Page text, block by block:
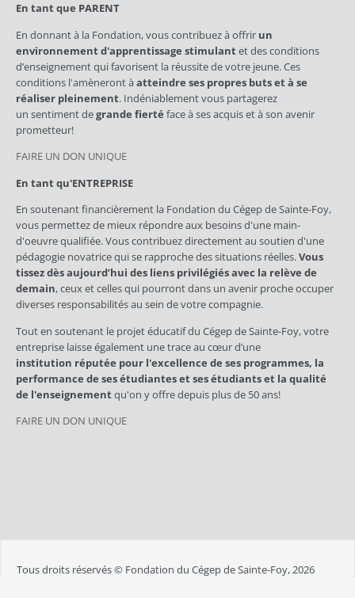
En tant que PARENT
En donnant à la Fondation, vous contribuez à offrir un
environnement d'apprentissage stimulantet des conditions
d’enseignement qui favorisent la réussite de votre jeune. Ces
conditions l'amèneront àatteindre ses propres buts et à se
réaliser pleinement. Indéniablement vous partagerez
un sentiment degrande fierté face à ses acquis et à son avenir
prometteur!
FAIRE UN DON UNIQUE
En tant qu'ENTREPRISE
En soutenant financièrement la Fondation du Cégep de Sainte-Foy,
vous permettez de mieux répondre aux besoins d'une main-
d'oeuvre qualifiée. Vous contribuez directement au soutien d'une
pédagogie novatrice qui se rapproche des situations réelles.Vous
tissez dès aujourd’hui des liens privilégiés avec la relève de
demain, ceux et celles qui pourront dans un avenir proche occuper
diverses responsabilités au sein de votre compagnie.
Tout en soutenant le projet éducatif du Cégep de Sainte-Foy, votre
entreprise laisse également une trace au cœur d’une
institution réputée pour l'excellence de ses programmes, la
performance de ses étudiantes et ses étudiants et la qualité
de l'enseignementqu'on y offre depuis plus de 50 ans!
FAIRE UN DON UNIQUE
Tous droits réservés © Fondation du Cégep de Sainte-Foy, 2026